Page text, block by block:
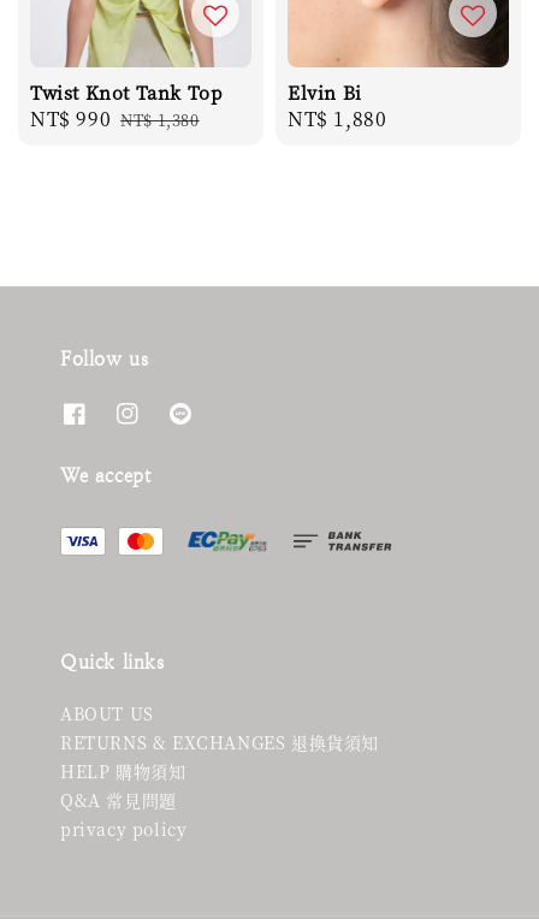
Twist Knot Tank Top
Sale
NT$ 990 Regular
NT$ 1,380
Elvin Bi
Regular
NT$ 1,880
Follow us
We accept
Quick links
ABOUT US
RETURNS & EXCHANGES 退換貨須知
HELP 購物須知
Q&A 常見問題
privacy policy